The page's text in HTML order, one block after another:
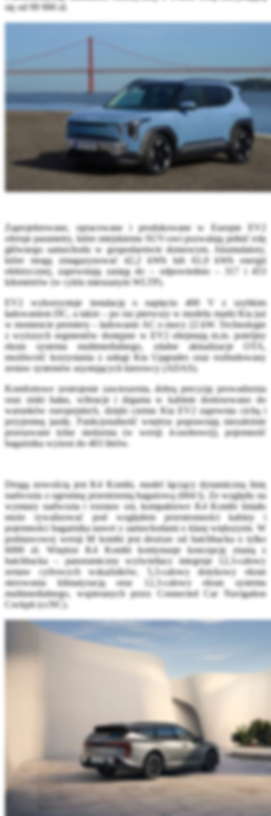
się od 99 900 zł.
Zaprojektowane, opracowane i produkowane w Europie EV2
oferuje parametry, które miejskiemu SUV-owi pozwalają pełnić rolę
głównego samochodu w gospodarstwie domowym. Akumulatory,
które mogą zmagazynować 42,2 kWh lub 61,0 kWh energii
elektrycznej, zapewniają zasięg do – odpowiednio – 317 i 453
kilometrów (w cyklu mieszanym WLTP).
EV2 wykorzystuje instalację o napięciu 400 V z szybkim
ładowaniem DC, a także – po raz pierwszy w modelu marki Kia już
w momencie premiery – ładowanie AC o mocy 22 kW. Technologie
z wyższych segmentów dostępne w EV2 obejmują m.in. potrójny
ekran systemu multimedialnego, zdalne aktualizacje OTA,
możliwość korzystania z usługi Kia Upgrades oraz rozbudowany
zestaw systemów asystujących kierowcy (ADAS).
Komfortowe zestrojenie zawieszenia, dobrą precyzję prowadzenia
oraz niski hałas, wibracje i drgania w kabinie dostosowano do
warunków europejskich, dzięki czemu Kia EV2 zapewnia cichą i
przyjemną jazdę. Funkcjonalność wnętrza poprawiają niezależnie
przesuwane tylne siedzenia (w wersji 4-osobowej), pojemność
bagażnika wynosi do 403 litrów.
Drugą nowością jest K4 Kombi, model łączący dynamiczną linię
nadwozia z ogromną przestrzenią bagażową (604 l). Ze względu na
wymiary nadwozia i rozstaw osi, kompaktowe K4 Kombi śmiało
może rywalizować pod względem przestronności kabiny i
pojemności bagażnika nawet z samochodami o klasę większymi. W
podstawowej wersji M kombi jest droższe od hatchbacka o tylko
6000 zł. Wnętrze K4 Kombi kontynuuje koncepcję znaną z
hatchbacka – panoramiczny wyświetlacz integruje 12,3-calowy
zestaw cyfrowych wskaźników, 5,3-calowy dotykowy ekran
sterowania klimatyzacją oraz 12,3-calowy ekran systemu
multimedialnego, wspieranych przez Connected Car Navigation
Cockpit (ccNC).